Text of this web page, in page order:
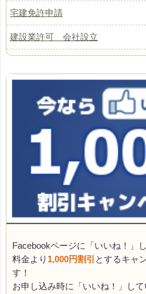
宅建免許申請
建設業許可 会社設立
Facebookページに「いいね！」
料金より 1,000円割引 とするキャ
す！
お申し込み時に「いいね！」し